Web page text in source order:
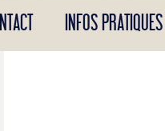
INFOS PRATIQUES